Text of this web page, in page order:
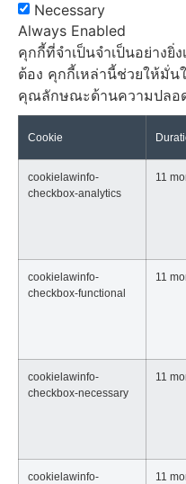
Necessary
Always Enabled
คุกกี้ที่จำเป็นจำเป็นอย่างยิ่
ต้อง คุกกี้เหล่านี้ช่วยให้มั่น
คุณลักษณะด้านความปลอด
Cookie
cookielawinfo-
checkbox-analytics
11
cookielawinfo-
checkbox-functional
11
cookielawinfo-
checkbox-necessary
11
cookielawinfo-
11